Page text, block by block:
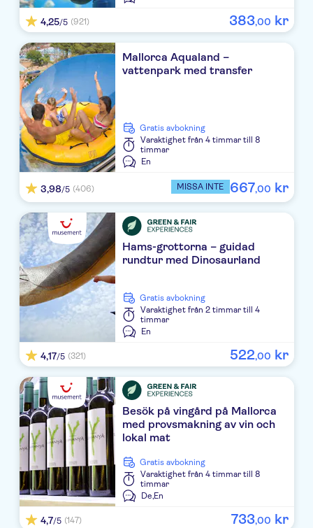
Hipocampo Palace
Playa Port Vell
Morito
R2 Cala Millor Beach Apartment
Universal Perla de s'Illot
Hipotels Don Juan
Moreyo
Protur Palmeras Playa
Hipotels Mediterraneo
Cala Bona
CM Castell de Mar
Cala Morlanda Suites
HOTEL SATURNO CALA MILLOR
Protur Vista Badia
Catalonia Del Mar
Protur Atalaya
LOS ALAMOS ( C.MILLOR )
Cala Millor Garden
4,25/5 (921) 383,00 kr
Mallorca Aqualand –
vattenpark med transfer
Gratis avbokning
Varaktighet från 4 timmar till 8
timmar
En
3,98/5 (406) MISSA INTE 667,00 kr
Hams-grottorna – guidad
rundtur med Dinosaurland
Gratis avbokning
Varaktighet från 2 timmar till 4
timmar
En
4,17/5 (321) 522,00 kr
Besök på vingård på Mallorca
med provsmakning av vin och
lokal mat
Gratis avbokning
Varaktighet från 4 timmar till 8
timmar
De,En
4,7/5 (147) 733,00 kr